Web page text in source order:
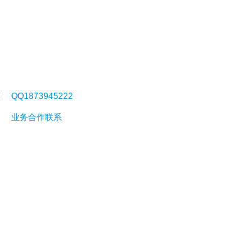
QQ1873945222
业务合作联系